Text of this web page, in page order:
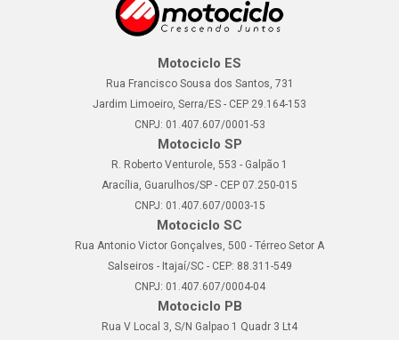
Motociclo ES
Rua Francisco Sousa dos Santos, 731
Jardim Limoeiro, Serra/ES - CEP 29.164-153
CNPJ: 01.407.607/0001-53
Motociclo SP
R. Roberto Venturole, 553 - Galpão 1
Aracília, Guarulhos/SP - CEP 07.250-015
CNPJ: 01.407.607/0003-15
Motociclo SC
Rua Antonio Victor Gonçalves, 500 - Térreo Setor A
Salseiros - Itajaí/SC - CEP: 88.311-549
CNPJ: 01.407.607/0004-04
Motociclo PB
Rua V Local 3, S/N Galpao 1 Quadr 3 Lt4